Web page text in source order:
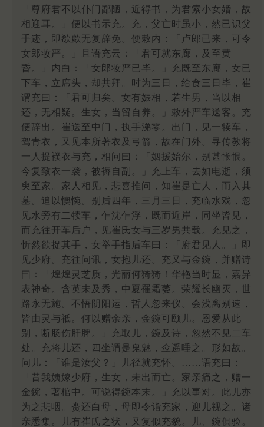
「尊府君不以仆门鄙陋，近得书，为君索小女婚，故
相迎耳。」便以书示充。充，父亡时虽小，然已识父
手迹，即欷歔无复辞免。便敕内：「卢郎已来，可令
女郎妆严。」且语充云：「君可就东廊，及至黄
昏。」内白：「女郎妆严已毕。」充既至东廊，女已
下车，立席头，却共拜。时为三日，给食三日毕，崔
谓充曰：「君可归矣。女有娠相，若生男，当以相
还，无相疑。生女，当留自养。」敕外严车送客。充
便辞出。崔送至中门，执手涕零。出门，见一犊车，
驾青衣，又见本所著衣及弓箭，故在门外。寻传教将
一人提襆衣与充，相问曰：「姻援始尔，别甚怅恨。
今复致衣一袭，被褥自副。」充上车，去如电逝，须
臾至家。家人相见，悲喜推问，知崔是亡人，而入其
墓。追以懊惋。别后四年，三月三日，充临水戏，忽
见水旁有二犊车，乍沈乍浮，既而近岸，同坐皆见，
而充往开车后户，见崔氏女与三岁男共载。充见之，
忻然欲捉其手，女举手指后车曰：「府君见人。」即
见少府。充往问讯，女抱儿还。充又与金鋺，并赠诗
曰：「煌煌灵芝质，光丽何猗猗！华艳当时显，嘉异
表神奇。含英未及秀，中夏罹霜萎。荣耀长幽灭，世
路永无施。不悟阴阳运，哲人忽来仪。会浅离别速，
皆由灵与祗。何以赠余亲，金鋺可颐儿。恩爱从此
别，断肠伤肝脾。」充取儿，鋺及诗，忽然不见二车
处。充将儿还，四坐谓是鬼魅，佥遥唾之。形如故。
问儿：「谁是汝父？」儿径就充怀。……语充曰：
「昔我姨嫁少府，生女，未出而亡。家亲痛之，赠一
金鋺，著棺中。可说得鋺本末。」充以事对。此儿亦
为之悲咽。赉还白母，母即令诣充家，迎儿视之。诸
亲悉集。儿有崔氏之状，又复似充貌。儿、鋺俱验。